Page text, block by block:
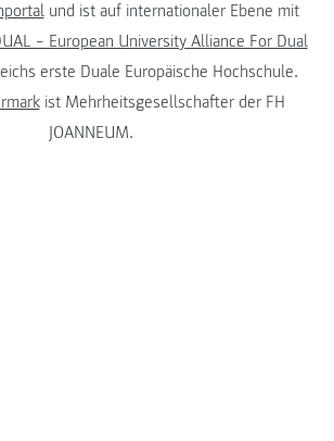
und ist auf internationaler Ebene mit
– European University Alliance For Dual
erste Duale Europäische Hochschule.
ist Mehrheitsgesellschafter der FH
JOANNEUM.